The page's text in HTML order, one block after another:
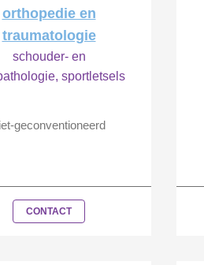
orthopedie en
traumatologie
schouder- en
sportletsels
geconventioneerd
CONTACT